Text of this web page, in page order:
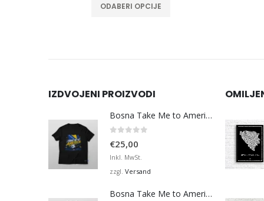
ODABERI OPCIJE
IZDVOJENI PROIZVODI
Bosna Take Me to America Navijačka Majica 3
€25,00
Inkl. MwSt.
zzgl. Versand
Bosna Take Me to America Navijačka Majica 4